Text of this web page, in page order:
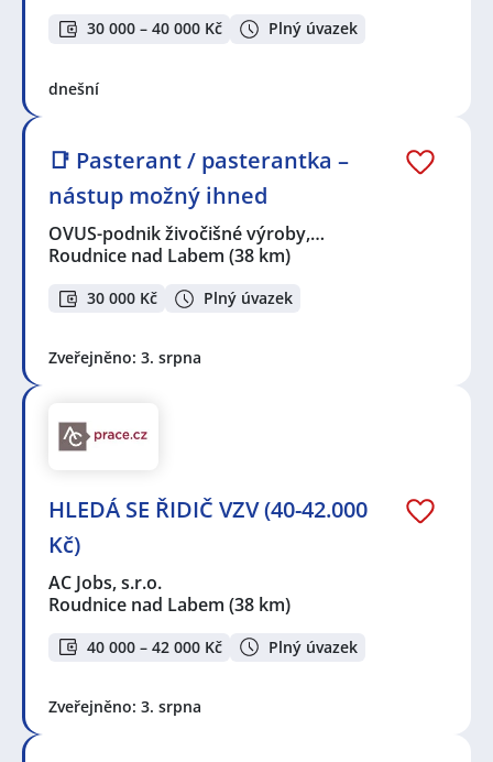
30 000 – 40 000 Kč Plný úvazek
dnešní
📑 Pasterant / pasterantka –
nástup možný ihned
OVUS-podnik živočišné výroby,…
Roudnice nad Labem (38 km)
30 000 Kč Plný úvazek
Zveřejněno: 3. srpna
HLEDÁ SE ŘIDIČ VZV (40-42.000
Kč)
AC Jobs, s.r.o.
Roudnice nad Labem (38 km)
40 000 – 42 000 Kč Plný úvazek
Zveřejněno: 3. srpna